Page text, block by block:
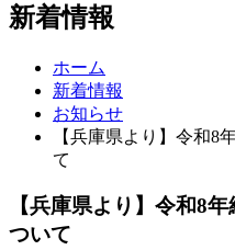
新着情報
ホーム
新着情報
お知らせ
【兵庫県より】令和8
て
【兵庫県より】令和8
ついて